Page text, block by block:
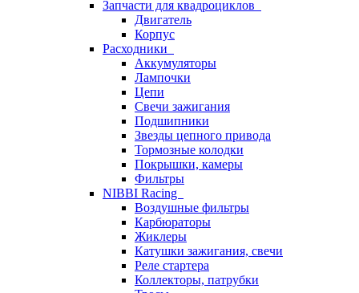
Запчасти для квадроциклов
Двигатель
Корпус
Расходники
Аккумуляторы
Лампочки
Цепи
Свечи зажигания
Подшипники
Звезды цепного привода
Тормозные колодки
Покрышки, камеры
Фильтры
NIBBI Racing
Воздушные фильтры
Карбюраторы
Жиклеры
Катушки зажигания, свечи
Реле стартера
Коллекторы, патрубки